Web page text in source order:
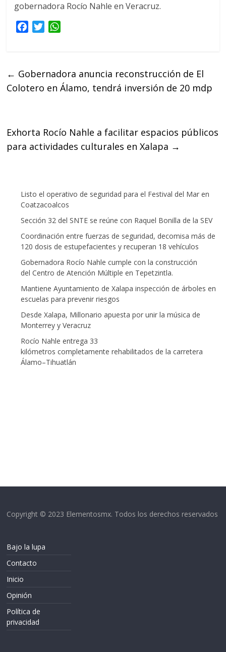
gobernadora Rocío Nahle en Veracruz.
b
o
T
t
e
s
A
← Gobernadora anuncia reconstrucción de El
Colotero en Álamo, tendrá inversión de 20 mdp
Exhorta Rocío Nahle a facilitar espacios públicos
para actividades culturales en Xalapa →
Listo el operativo de seguridad para el Festival del Mar en
Coatzacoalcos
Sección 32 del SNTE se reúne con Raquel Bonilla de la SEV
Coordinación entre fuerzas de seguridad, decomisa más de
120 dosis de estupefacientes y recuperan 18 vehículos
Gobernadora Rocío Nahle cumple con la construcción
del Centro de Atención Múltiple en Tepetzintla.
Mantiene Ayuntamiento de Xalapa inspección de árboles en
escuelas para prevenir riesgos
Desde Xalapa, Millonario apuesta por unir la música de
Monterrey y Veracruz
Rocío Nahle entrega 33
kilómetros completamente rehabilitados de la carretera
Álamo–Tihuatlán
Copyright © 2023 Elementosmx. Todos los derechos reservados
Bajo la lupa
Contacto
Inicio
Opinión
Política de
privacidad